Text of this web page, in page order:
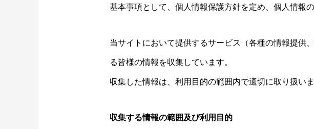
基本事項として、個人情報保護方針を定め、個人情報
当サイトにおいて提供するサービス（各種の情報提供
る皆様の情報を収集しています。
収集した情報は、利用目的の範囲内で適切に取り扱いま
収集する情報の範囲及び利用目的